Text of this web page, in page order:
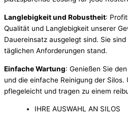
Langlebigkeit und Robustheit:
Qualität und Langlebigkeit unserer
Dauereinsatz ausgelegt sind. Sie
täglichen Anforderungen stand.
Einfache Wartung: Genießen Sie
und die einfache Reinigung der Silos.
pflegeleicht und tragen zu einem
IHRE AUSWAHL AN SILOS